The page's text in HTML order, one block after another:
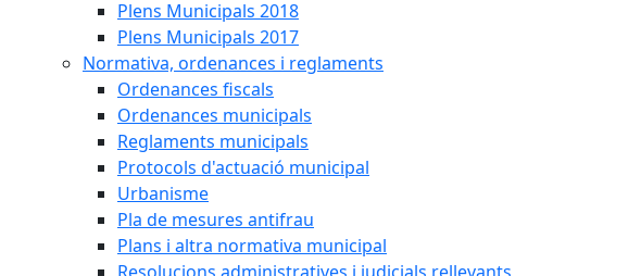
Plens Municipals 2018
Plens Municipals 2017
Normativa, ordenances i reglaments
Ordenances fiscals
Ordenances municipals
Reglaments municipals
Protocols d'actuació municipal
Urbanisme
Pla de mesures antifrau
Plans i altra normativa municipal